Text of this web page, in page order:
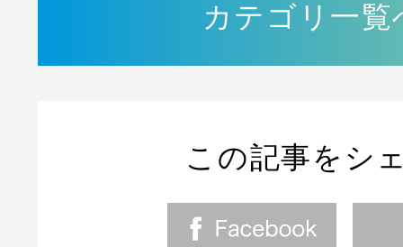
カテゴリ一覧
この記事をシ